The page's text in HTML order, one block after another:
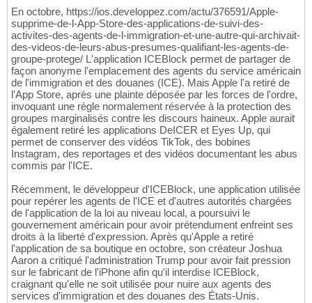
En octobre, https://ios.developpez.com/actu/376591/Apple-
supprime-de-l-App-Store-des-applications-de-suivi-des-
activites-des-agents-de-l-immigration-et-une-autre-qui-archivait-
des-videos-de-leurs-abus-presumes-qualifiant-les-agents-de-
groupe-protege/ L'application ICEBlock permet de partager de
façon anonyme l'emplacement des agents du service américain
de l'immigration et des douanes (ICE). Mais Apple l'a retiré de
l'App Store, après une plainte déposée par les forces de l'ordre,
invoquant une règle normalement réservée à la protection des
groupes marginalisés contre les discours haineux. Apple aurait
également retiré les applications DeICER et Eyes Up, qui
permet de conserver des vidéos TikTok, des bobines
Instagram, des reportages et des vidéos documentant les abus
commis par l'ICE.
Récemment, le développeur d'ICEBlock, une application utilisée
pour repérer les agents de l'ICE et d'autres autorités chargées
de l'application de la loi au niveau local, a poursuivi le
gouvernement américain pour avoir prétendument enfreint ses
droits à la liberté d'expression. Après qu'Apple a retiré
l'application de sa boutique en octobre, son créateur Joshua
Aaron a critiqué l'administration Trump pour avoir fait pression
sur le fabricant de l'iPhone afin qu'il interdise ICEBlock,
craignant qu'elle ne soit utilisée pour nuire aux agents des
services d'immigration et des douanes des États-Unis.